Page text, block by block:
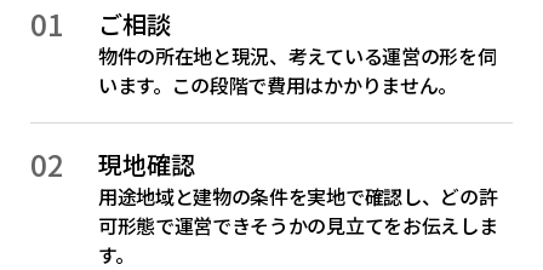
01 ご相談
物件の所在地と現況、考えている運営の形を伺
います。この段階で費用はかかりません。
02 現地確認
用途地域と建物の条件を実地で確認し、どの許
可形態で運営できそうかの見立てをお伝えしま
す。